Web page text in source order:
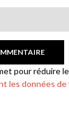
pour réduire
les données